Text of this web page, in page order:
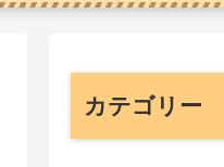
カテゴリー